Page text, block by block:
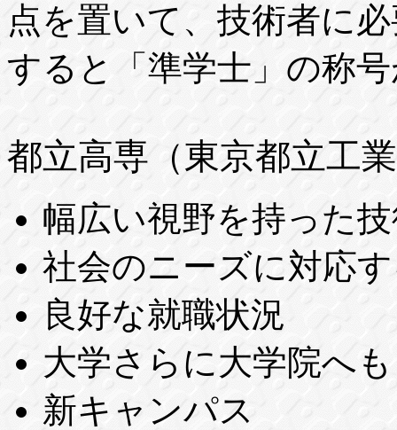
点を置いて、技術者に
すると「準学士」の称
都立高専（東京都立工
幅広い視野を持った
社会のニーズに対応
良好な就職状況
大学さらに大学院へも
新キャンパス